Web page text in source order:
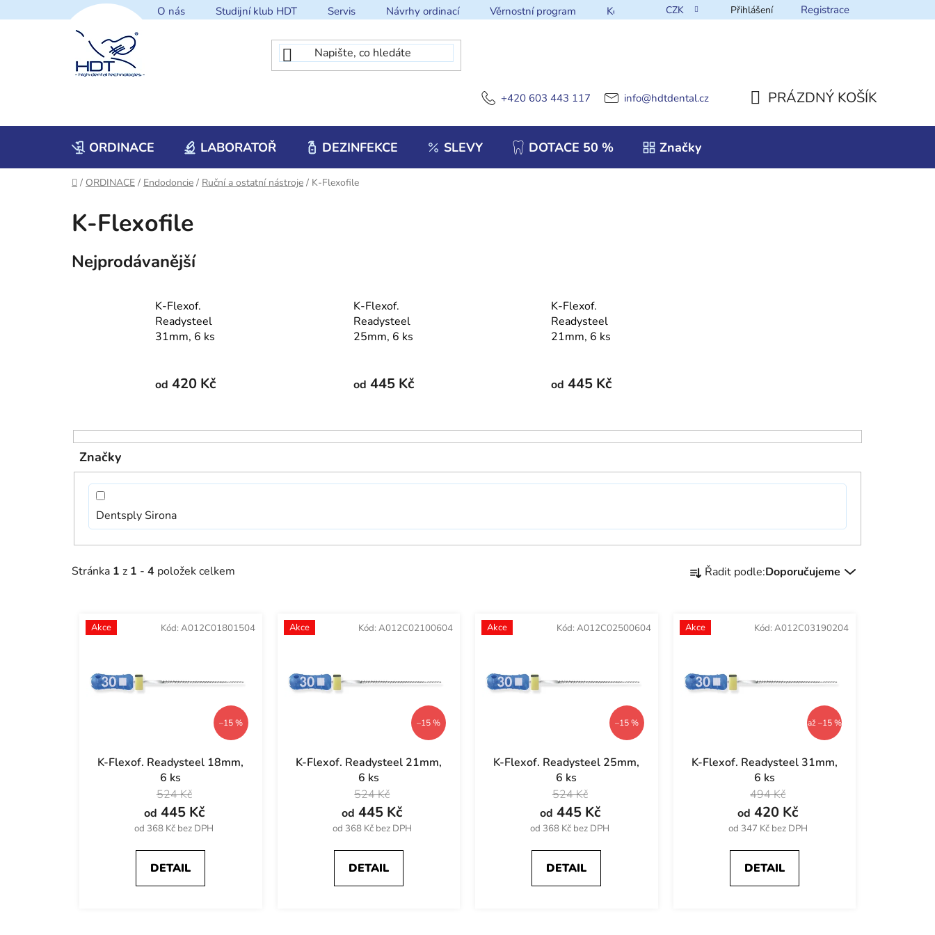
na
O nás Studijní klub HDT Servis Návrhy ordinací Věrnostní program Kontakt CZK Přihlášení Registrace
+420 603 443 117 info@hdtdental.cz PRÁZDNÝ KOŠÍK
ORDINACE LABORATOŘ DEZINFEKCE SLEVY DOTACE 50 % Značky
Domů
/ ORDINACE / Endodoncie / Ruční a ostatní nástroje / K-Flexofile
K-Flexofile
Nejprodávanější
K-Flexof.
Readysteel
31mm, 6 ks
od 420 Kč
K-Flexof.
Readysteel
25mm, 6 ks
od 445 Kč
K-Flexof.
Readysteel
21mm, 6 ks
od 445 Kč
Stránka 1 z 1 - 4 položek celkem
a
e
n
p
r
k
Řadit podle:Doporučujeme
Značky
Dentsply Sirona
V
ý
p
r
o
Akce
–15 %
K-Flexof. Readysteel 18mm,
6 ks
od 368 Kč bez DPH
od 445 Kč
524 Kč
DETAIL
Kód: A012C01801504 Akce
–15 %
K-Flexof. Readysteel 21mm,
6 ks
od 368 Kč bez DPH
od 445 Kč
524 Kč
DETAIL
Kód: A012C02100604 Akce
–15 %
K-Flexof. Readysteel 25mm,
6 ks
od 368 Kč bez DPH
od 445 Kč
524 Kč
DETAIL
Kód: A012C02500604 Akce
až –15 %
K-Flexof. Readysteel 31mm,
6 ks
od 347 Kč bez DPH
od 420 Kč
494 Kč
DETAIL
Kód: A012C03190204